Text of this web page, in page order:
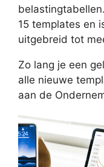
15 templates en
uitgebreid tot
Zo lang je een
alle nieuwe
aan de